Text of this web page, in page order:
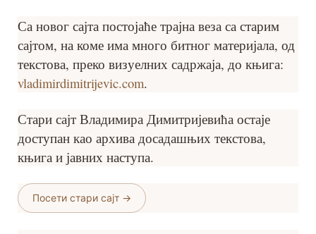
Са новог сајта постојаће трајна веза са старим
сајтом, на коме има много битног материјала, од
текстова, преко визуелних садржаја, до књига:
vladimirdimitrijevic.com.
Стари сајт Владимира Димитријевића остаје
доступан као архива досадашњих текстова,
књига и јавних наступа.
Посети стари сајт →